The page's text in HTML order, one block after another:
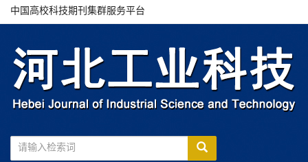
中国高校科技期刊集群服务平台